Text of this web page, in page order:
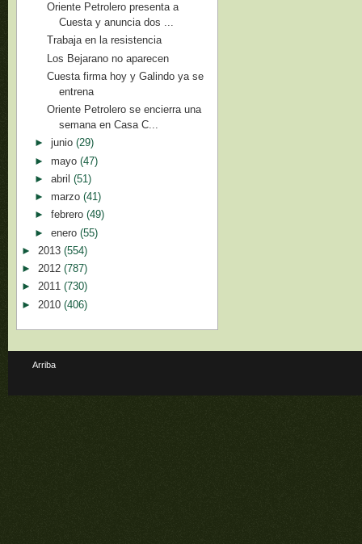
Oriente Petrolero presenta a
Cuesta y anuncia dos ...
Trabaja en la resistencia
Los Bejarano no aparecen
Cuesta firma hoy y Galindo ya se
entrena
Oriente Petrolero se encierra una
semana en Casa C...
► junio (29)
► mayo (47)
► abril (51)
► marzo (41)
► febrero (49)
► enero (55)
► 2013 (554)
► 2012 (787)
► 2011 (730)
► 2010 (406)
Arriba